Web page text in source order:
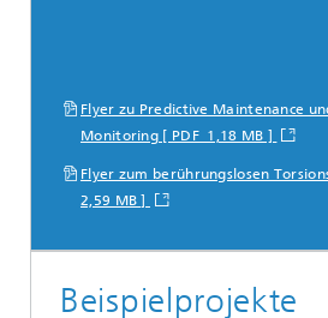
Flyer zu Predictive Maintenance
Monitoring [ PDF 1,18 MB ]
Flyer zum berührungslosen
2,59 MB ]
Beispielprojekte